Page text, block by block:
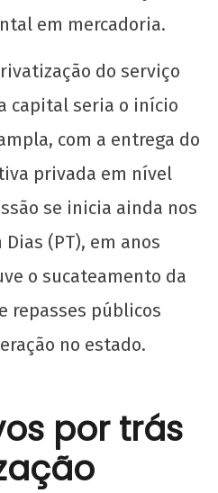
em mercadoria.
do serviço
capital seria o início
com a entrega do
privada em nível
se inicia ainda nos
(PT), em anos
o sucateamento da
repasses públicos
no estado.
por trás